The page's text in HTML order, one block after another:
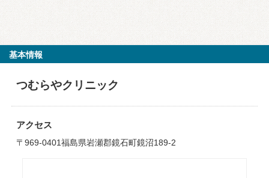
基本情報
つむらやクリニック
アクセス
〒969-0401福島県岩瀬郡鏡石町鏡沼189-2